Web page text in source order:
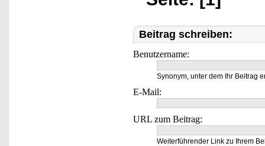
Beitrag schreiben:
Benutzername:
Synonym, unter dem Ihr Beitrag
E-Mail:
URL zum Beitrag:
Weiterführender Link zu Ihrem